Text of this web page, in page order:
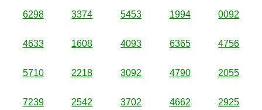
6298 3374 5453 1994 0092
4633 1608 4093 6365 4756
5710 2218 3092 4790 2055
7239 2542 3702 4662 2925